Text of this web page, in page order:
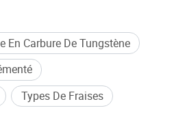
En Carbure De Tungstène
Types De Fraises